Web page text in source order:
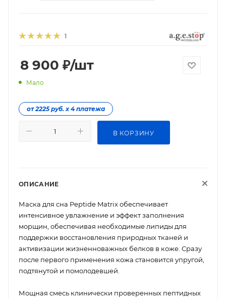
1
8 900 ₽/шт
Мало
от 2225 руб. х 4 платежа
В КОРЗИНУ
ОПИСАНИЕ
Маска для сна Peptide Matrix обеспечивает
интенсивное увлажнение и эффект заполнения
морщин, обеспечивая необходимые липиды для
поддержки восстановления природных тканей и
активизации жизненноважных белков в коже. Сразу
после первого применения кожа становится упругой,
подтянутой и помолодевшей.
Мощная смесь клинически проверенных пептидных